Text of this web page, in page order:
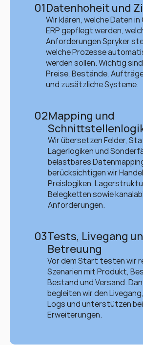
01Datenhoheit und
Wir klären, welche Daten
ERP gepflegt werden,
Anforderungen Spryker
welche Prozesse
werden sollen. Wichtig
Preise, Bestände,
und zusätzliche Systeme.
02Mapping und
Wir übersetzen Felder,
Lagerlogiken und
belastbares
berücksichtigen wir
Preislogiken,
Belegketten sowie
Anforderungen.
03Tests, Livegang
Betreuung
Vor dem Start testen wir
Szenarien mit Produkt,
Bestand und Versand.
begleiten wir den
Logs und unterstützen bei
Erweiterungen.